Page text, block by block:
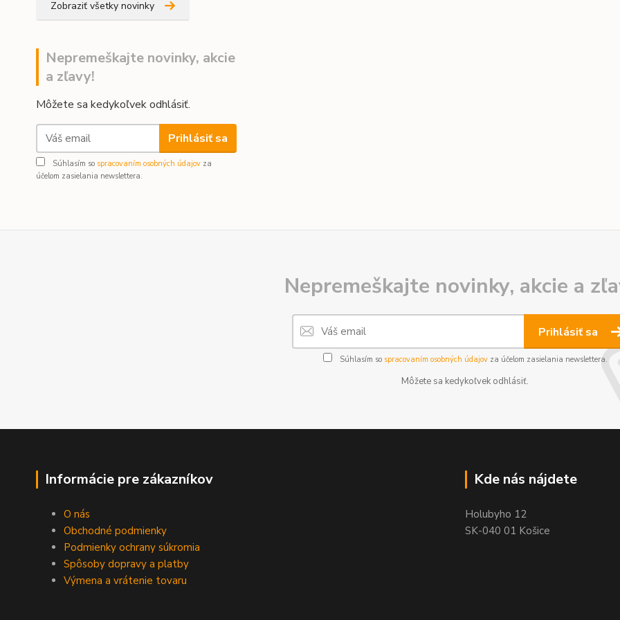
Zobraziť všetky novinky
Nepremeškajte novinky, akcie
a zľavy!
Môžete sa kedykoľvek odhlásiť.
Prihlásiť sa
Súhlasím so spracovaním osobných údajov za
účelom zasielania newslettera.
Nepremeškajte novinky, akcie a
Prihlásiť sa
Súhlasím so spracovaním osobných údajovza účelom zasielania newslettera.
Môžete sa kedykoľvek odhlásiť.
Informácie pre zákazníkov
O nás
Obchodné podmienky
Podmienky ochrany súkromia
Spôsoby dopravy a platby
Výmena a vrátenie tovaru
Kde nás nájdete
Holubyho 12
SK-040 01 Košice